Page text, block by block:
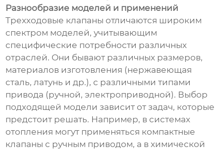
Разнообразие моделей и применений
Трехходовые клапаны отличаются широким
спектром моделей, учитывающим
специфические потребности различных
отраслей. Они бывают различных размеров,
материалов изготовления (нержавеющая
сталь, латунь и др.), с различными типами
привода (ручной, электроприводной). Выбор
подходящей модели зависит от задач, которые
предстоит решать. Например, в системах
отопления могут применяться компактные
клапаны с ручным приводом, а в химической